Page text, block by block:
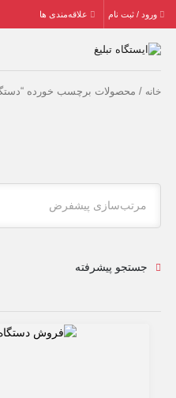
ورود / ثبت نام علاقه‌مندی ها
خانه / محصولات برچسب خورده “دستگاه
مرتب‌سازی پیشفرض
جستجو پیشرفته